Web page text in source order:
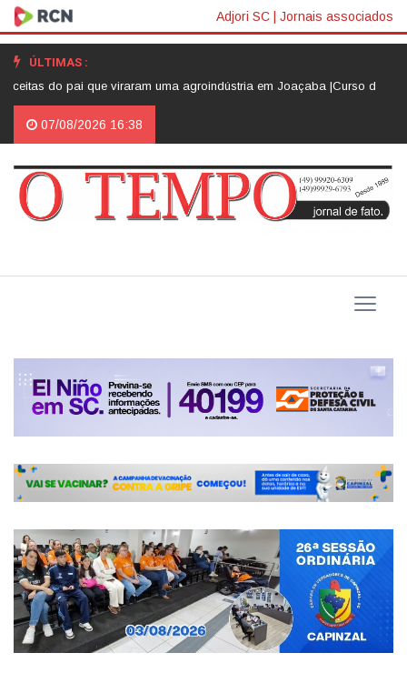
Adjori SC | Jornais associados
ÚLTIMAS :
do pai que viraram uma agroindústria em Joaçaba |Curso de
07/08/2026 16:38